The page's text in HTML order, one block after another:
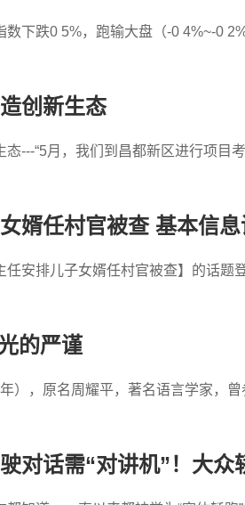
数下跌0 5%，跑输大盘（-0 4%~-0
创新生态
态---“5月，我们到昌都新区进行项目
婿任村官被查 基本信
任安排儿子女婿任村官被查】的话题
的严谨
），原名周耀平，著名语言学家，曾
对话需“对讲机”！大众